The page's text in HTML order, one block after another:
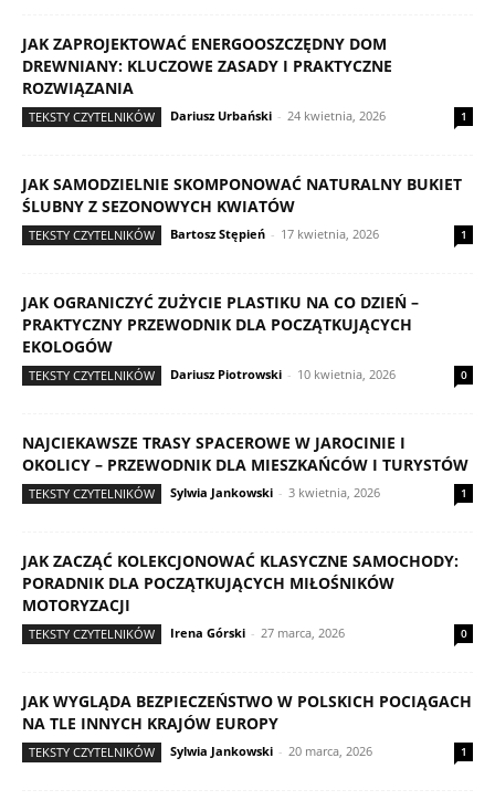
JAK ZAPROJEKTOWAĆ ENERGOOSZCZĘDNY DOM
DREWNIANY: KLUCZOWE ZASADY I PRAKTYCZNE
ROZWIĄZANIA
TEKSTY CZYTELNIKÓW Dariusz Urbański - 24 kwietnia, 2026 1
JAK SAMODZIELNIE SKOMPONOWAĆ NATURALNY BUKIET
ŚLUBNY Z SEZONOWYCH KWIATÓW
TEKSTY CZYTELNIKÓW Bartosz Stępień - 17 kwietnia, 2026 1
JAK OGRANICZYĆ ZUŻYCIE PLASTIKU NA CO DZIEŃ –
PRAKTYCZNY PRZEWODNIK DLA POCZĄTKUJĄCYCH
EKOLOGÓW
TEKSTY CZYTELNIKÓW Dariusz Piotrowski - 10 kwietnia, 2026 0
NAJCIEKAWSZE TRASY SPACEROWE W JAROCINIE I
OKOLICY – PRZEWODNIK DLA MIESZKAŃCÓW I TURYSTÓW
TEKSTY CZYTELNIKÓW Sylwia Jankowski - 3 kwietnia, 2026 1
JAK ZACZĄĆ KOLEKCJONOWAĆ KLASYCZNE SAMOCHODY:
PORADNIK DLA POCZĄTKUJĄCYCH MIŁOŚNIKÓW
MOTORYZACJI
TEKSTY CZYTELNIKÓW Irena Górski - 27 marca, 2026 0
JAK WYGLĄDA BEZPIECZEŃSTWO W POLSKICH POCIĄGACH
NA TLE INNYCH KRAJÓW EUROPY
TEKSTY CZYTELNIKÓW Sylwia Jankowski - 20 marca, 2026 1